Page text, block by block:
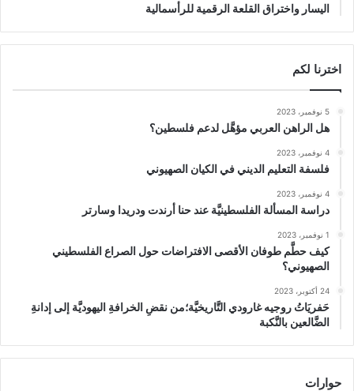
اليسار واختراق القلعة الرقمية للرأسمالية
اخترنا لكم
5 نوفمبر، 2023
هل الراهن العربي مؤهَّل لدعم فلسطين؟
4 نوفمبر، 2023
فلسفة التعليم الديني في الكيان الصهيوني
4 نوفمبر، 2023
دراسة المسألة الفلسطينيَّة عند حنا أرندت ودريدا وسارتر
1 نوفمبر، 2023
كيف حطَّم طوفان الأقصى الافتراضات حول الصراع الفلسطيني
الصهيوني؟
24 أكتوبر، 2023
حَفريَاتُ روجيه غارودي التَّاريخيَّة؛من نقضِ الخرافةِ اليهوديَّة إلى إدانةِ
الضَّالعين بالنَّكبة
حوارات